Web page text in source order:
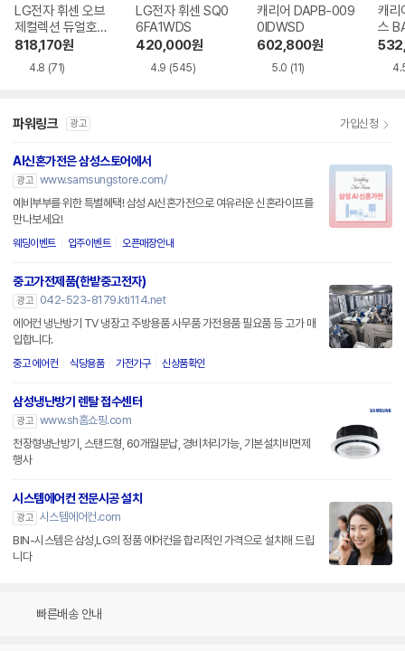
LG전자 휘센 오브
제컬렉션 듀얼호스
PQ08FDWBS
818,170원
4.8 (71)
LG전자 휘센 SQ0
6FA1WDS
420,000원
4.9 (545)
캐리어 DAPB-009
0IDWSD
602,800원
5.0 (11)
캐리
스
파워링크 광고 가입신청
AI신혼가전은 삼성스토어에서
광고 www.samsungstore.com/
예비부부를 위한 특별혜택! 삼성 AI신혼가전으로 여유러운 신혼라이프를
만나보세요!
웨딩이벤트 입주이벤트 오픈매장안내
중고가전제품(한밭중고전자)
광고
042-523-8179.kti114.net
에어컨 냉난방기 TV 냉장고 주방용품 사무품 가전용품 필요품 등 고가 매
입합니다.
중고 에어컨 식당용품 가전가구 신상품확인
삼성냉난방기 렌탈 접수센터
광고 www.sh홈쇼핑.com
천장형냉난방기, 스탠드형, 60개월분납, 경비처리가능, 기본설치비면제
행사
시스템에어컨 전문시공 설치
광고 시스템에어컨.com
BIN-시스템은 삼성,LG의 정품 에어컨을 합리적인 가격으로 설치해 드립
니다
빠른배송 안내